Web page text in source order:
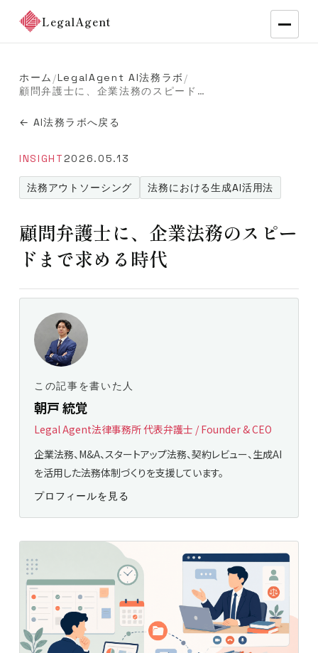
LegalAgent
ホーム /LegalAgent AI法務ラボ /
顧問弁護士に、企業法務のスピードまで求める時代
← AI法務ラボへ戻る
INSIGHT2026.05.13
法務アウトソーシング 法務における生成AI活用法
顧問弁護士に、企業法務のスピー
ドまで求める時代
この記事を書いた人
朝戸 統覚
Legal Agent法律事務所 代表弁護士 / Founder & CEO
企業法務、M&A、スタートアップ法務、契約レビュー、生成AI
を活用した法務体制づくりを支援しています。
プロフィールを見る